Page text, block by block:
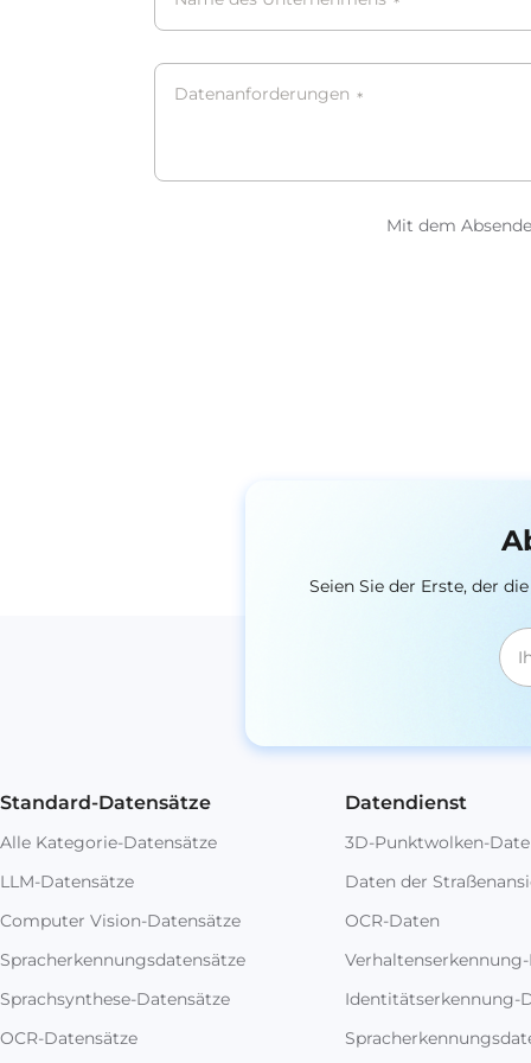
Datenanforderungen *
Mit dem
Seien Sie der Erste, der
Standard-Datensätze
Alle Kategorie-Datensätze
LLM-Datensätze
Computer Vision-Datensätze
Spracherkennungsdatensätze
Sprachsynthese-Datensätze
OCR-Datensätze
Datendienst
3D-Punktwolken-
Daten der
OCR-Daten
Identitätserkennung-